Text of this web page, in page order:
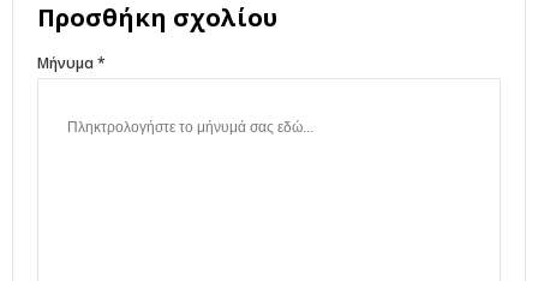
Προσθήκη σχολίου
Μήνυμα *